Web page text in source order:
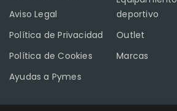
Aviso Legal
Política de Privacidad
Política de Cookies
Ayudas a Pymes
deportivo
Outlet
Marcas